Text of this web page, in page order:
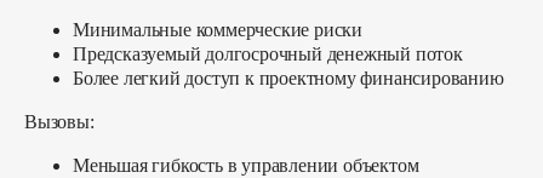
Минимальные коммерческие риски
Предсказуемый долгосрочный денежный поток
Более легкий доступ к проектному финансированию
Вызовы:
Меньшая гибкость в управлении объектом